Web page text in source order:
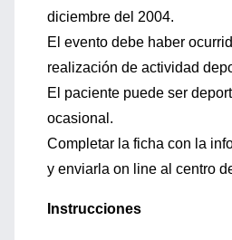
diciembre del 2004.
El evento debe haber
realización de actividad
El paciente puede ser
ocasional.
Completar la ficha con la
y enviarla on line al centro
Instrucciones